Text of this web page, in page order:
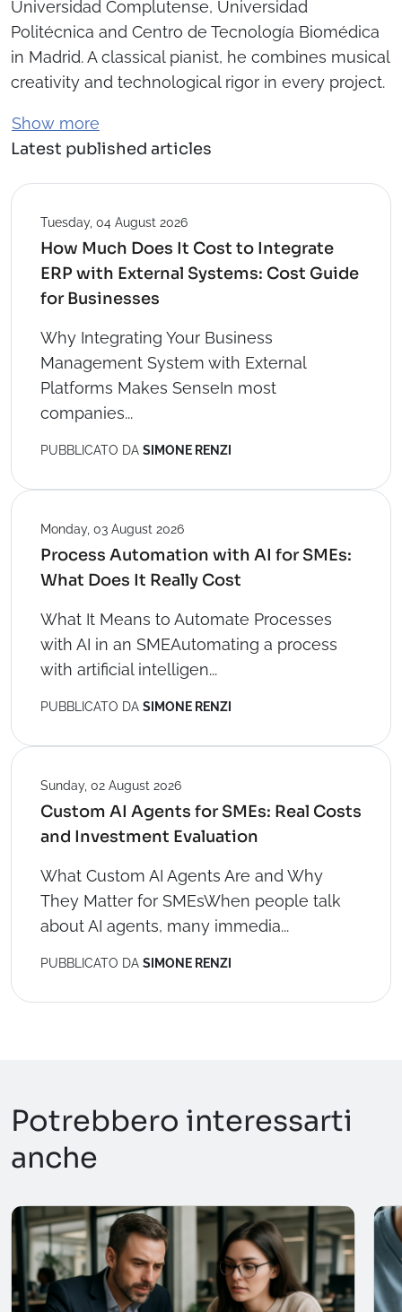
Universidad Complutense, Universidad
Politécnica and Centro de Tecnología Biomédica
in Madrid. A classical pianist, he combines musical
creativity and technological rigor in every project.
Show more
Latest published articles
Tuesday, 04 August 2026
How Much Does It Cost to Integrate
ERP with External Systems: Cost Guide
for Businesses
Why Integrating Your Business
Management System with External
Platforms Makes SenseIn most
companies...
PUBBLICATO DA SIMONE RENZI
Monday, 03 August 2026
Process Automation with AI for SMEs:
What Does It Really Cost
What It Means to Automate Processes
with AI in an SMEAutomating a process
with artificial intelligen...
PUBBLICATO DA SIMONE RENZI
Sunday, 02 August 2026
Custom AI Agents for SMEs: Real Costs
and Investment Evaluation
What Custom AI Agents Are and Why
They Matter for SMEsWhen people talk
about AI agents, many immedia...
PUBBLICATO DA SIMONE RENZI
Potrebbero interessarti
anche